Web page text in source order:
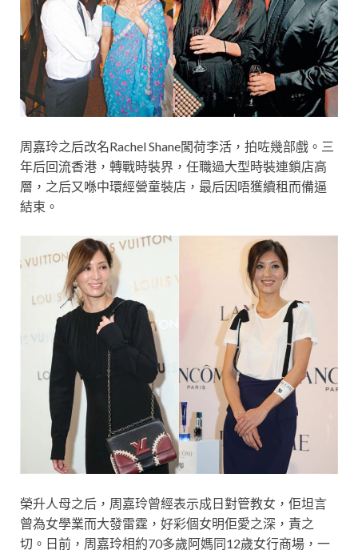
周嘉玲之后改名Rachel Shane闖荷李活，拍咗幾部戲。三
年后回流香港，轉戰時裝界，任職過大型時裝連鎖店高
層，之后又喺中環經營童裝店，最后因唔獲續租而備逼
結束。
榮升人母之后，周嘉玲曾經表示成日對管教女，佢坦言
曾為女學業而大發雷霆，好彩個女明佢愛之深，責之
切。日前，周嘉玲相約70多歲阿媽同12歲女行商場，一